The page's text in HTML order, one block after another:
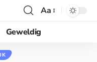
Aa
Geweldig